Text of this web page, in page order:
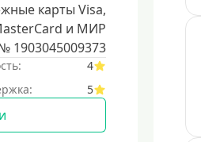
карты Visa,
и МИР
1903045009373
4
5